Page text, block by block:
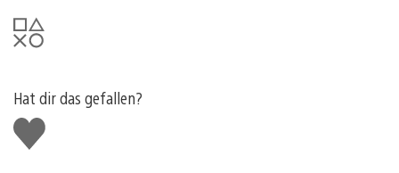
Hat dir das gefallen?
Gefällt
mir